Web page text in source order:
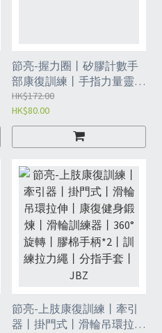
節亮-握力圈丨矽膠計數手
部康復訓練丨手指力量靈活
鍛煉握力器丨輕煙灰
30LB（JGO）
HK$172.00
HK$80.00
節亮-上肢康復訓練丨牽引
器丨掛門式丨滑輪吊環拉伸